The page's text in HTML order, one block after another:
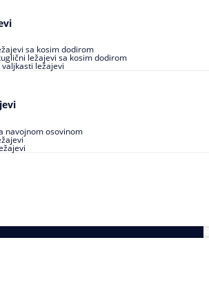
sa kosim dodirom
ležajevi sa kosim dodirom
ležajevi
navojnom osovinom